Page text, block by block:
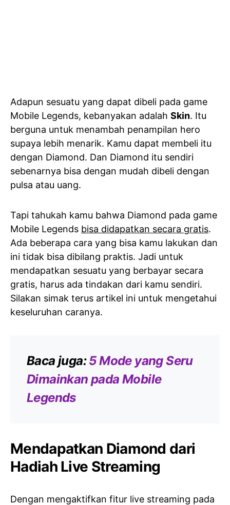
Adapun sesuatu yang dapat dibeli pada game
Mobile Legends, kebanyakan adalah Skin. Itu
berguna untuk menambah penampilan hero
supaya lebih menarik. Kamu dapat membeli itu
dengan Diamond. Dan Diamond itu sendiri
sebenarnya bisa dengan mudah dibeli dengan
pulsa atau uang.
Tapi tahukah kamu bahwa Diamond pada game
Mobile Legends bisa didapatkan secara gratis.
Ada beberapa cara yang bisa kamu lakukan dan
ini tidak bisa dibilang praktis. Jadi untuk
mendapatkan sesuatu yang berbayar secara
gratis, harus ada tindakan dari kamu sendiri.
Silakan simak terus artikel ini untuk mengetahui
keseluruhan caranya.
Baca juga:5 Mode yang Seru
Dimainkan pada Mobile
Legends
Mendapatkan Diamond dari
Hadiah Live Streaming
Dengan mengaktifkan fitur live streaming pada